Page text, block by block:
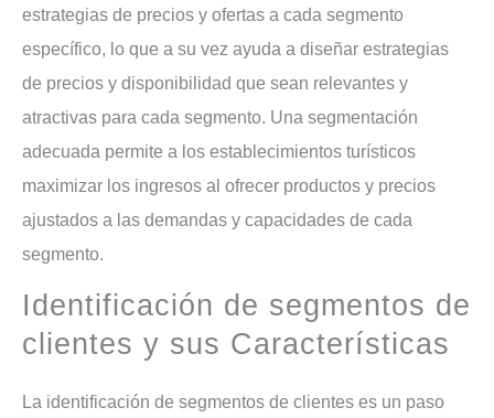
estrategias de precios y ofertas a cada segmento
específico, lo que a su vez ayuda a diseñar estrategias
de precios y disponibilidad que sean relevantes y
atractivas para cada segmento. Una segmentación
adecuada permite a los establecimientos turísticos
maximizar los ingresos al ofrecer productos y precios
ajustados a las demandas y capacidades de cada
segmento.
Identificación de segmentos de
clientes y sus Características
La identificación de segmentos de clientes es un paso